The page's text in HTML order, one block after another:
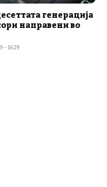
генерација
направени во
- 16:29